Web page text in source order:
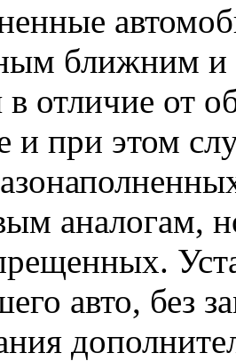
ближним и
в отличие от
и при этом
аналогам,
авто, без